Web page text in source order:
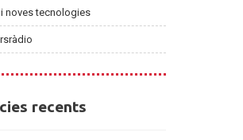
i noves tecnologies
recents